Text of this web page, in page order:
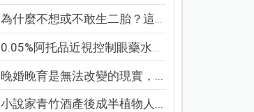
為什麼不想或不敢生二胎？這8...
0.05%阿托品近視控制眼藥水納...
晚婚晚育是無法改變的現實，...
小說家青竹酒產後成半植物人...